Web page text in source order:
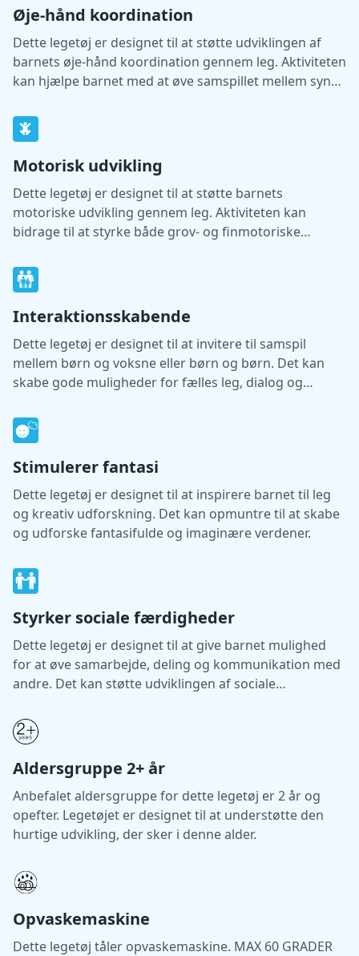
Øje-hånd koordination
Dette legetøj er designet til at støtte udviklingen af
barnets øje-hånd koordination gennem leg. Aktiviteten
kan hjælpe barnet med at øve samspillet mellem syn
Motorisk udvikling
Dette legetøj er designet til at støtte barnets
motoriske udvikling gennem leg. Aktiviteten kan
bidrage til at styrke både grov- og finmotoriske
Interaktionsskabende
Dette legetøj er designet til at invitere til samspil
mellem børn og voksne eller børn og børn. Det kan
skabe gode muligheder for fælles leg, dialog og
Stimulerer fantasi
Dette legetøj er designet til at inspirere barnet til leg
og kreativ udforskning. Det kan opmuntre til at skabe
og udforske fantasifulde og imaginære verdener.
Styrker sociale færdigheder
Dette legetøj er designet til at give barnet mulighed
for at øve samarbejde, deling og kommunikation med
andre. Det kan støtte udviklingen af sociale
Aldersgruppe 2+ år
Anbefalet aldersgruppe for dette legetøj er 2 år og
opefter. Legetøjet er designet til at understøtte den
hurtige udvikling, der sker i denne alder.
Opvaskemaskine
Dette legetøj tåler opvaskemaskine. MAX 60 GRADER